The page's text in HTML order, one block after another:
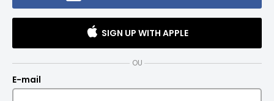
SIGN UP WITH APPLE
OU
E-mail